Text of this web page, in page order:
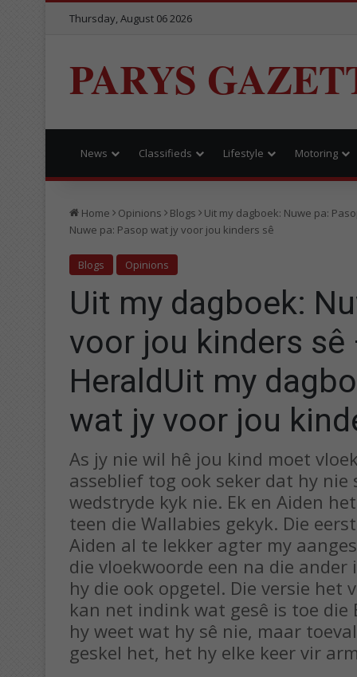
Thursday, August 06 2026
PARYS
News Classifieds Lifestyle Motoring
Home Opinions Blogs
Uit my dagboek: Nuwe pa:
Nuwe pa: Pasop wat jy voor jou kinders sê
Blogs Opinions
Uit my dagboek:
voor jou kinders
HeraldUit my
wat jy voor jou
As jy nie wil hê jou kind moet
asseblief tog ook seker dat hy
wedstryde kyk nie. Ek en Aiden
teen die Wallabies gekyk. Die
Aiden al te lekker agter my
die vloekwoorde een na die
hy die ook opgetel. Die versie het
kan net indink wat gesê is toe die
hy weet wat hy sê nie, maar
geskel het, het hy elke keer vir